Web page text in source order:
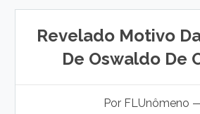
Revelado Motivo
De Oswaldo De
Por FLUnômeno